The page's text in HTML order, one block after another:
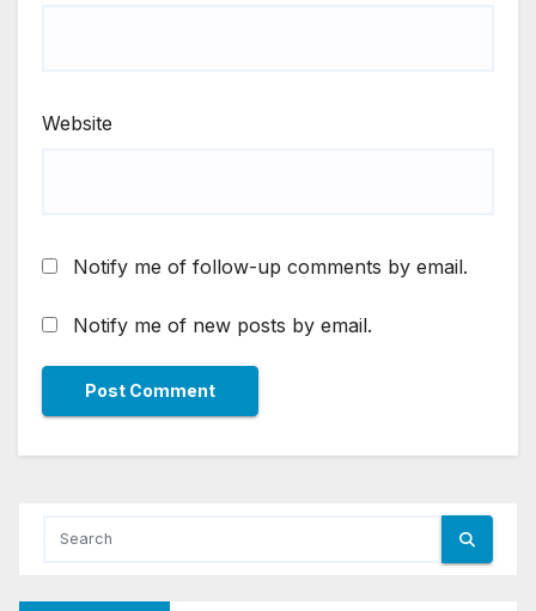
Website
Notify me of follow-up comments by email.
Notify me of new posts by email.